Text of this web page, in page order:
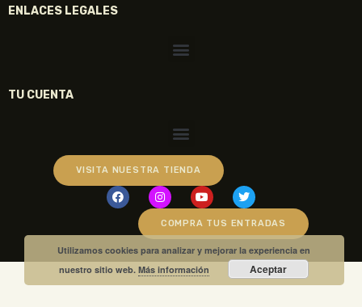
ENLACES LEGALES
TU CUENTA
VISITA NUESTRA TIENDA
COMPRA TUS ENTRADAS
Utilizamos cookies para analizar y mejorar la experiencia en
nuestro sitio web.Más información Aceptar